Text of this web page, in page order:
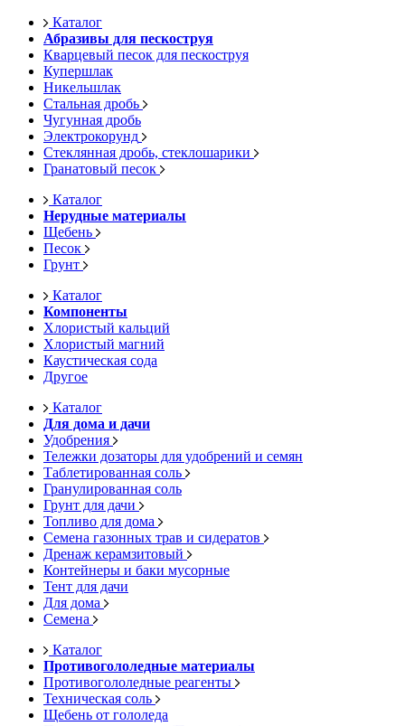
Каталог
Абразивы для пескоструя
Кварцевый песок для пескоструя
Купершлак
Никельшлак
Стальная дробь
Чугунная дробь
Электрокорунд
Стеклянная дробь, стеклошарики
Гранатовый песок
Каталог
Нерудные материалы
Щебень
Песок
Грунт
Каталог
Компоненты
Хлористый кальций
Хлористый магний
Каустическая сода
Другое
Каталог
Для дома и дачи
Удобрения
Тележки дозаторы для удобрений и семян
Таблетированная соль
Гранулированная соль
Грунт для дачи
Топливо для дома
Семена газонных трав и сидератов
Дренаж керамзитовый
Контейнеры и баки мусорные
Тент для дачи
Для дома
Семена
Каталог
Противогололедные материалы
Противогололедные реагенты
Техническая соль
Щебень от гололеда